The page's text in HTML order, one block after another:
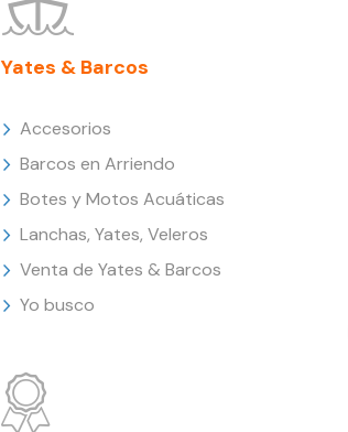
Yates & Barcos
Accesorios
Barcos en Arriendo
Botes y Motos Acuáticas
Lanchas, Yates, Veleros
Venta de Yates & Barcos
Yo busco